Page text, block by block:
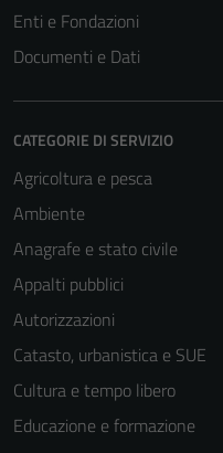
Enti e Fondazioni
Documenti e Dati
CATEGORIE DI SERVIZIO
Agricoltura e pesca
Ambiente
Anagrafe e stato civile
Appalti pubblici
Autorizzazioni
Catasto, urbanistica e SUE
Cultura e tempo libero
Educazione e formazione